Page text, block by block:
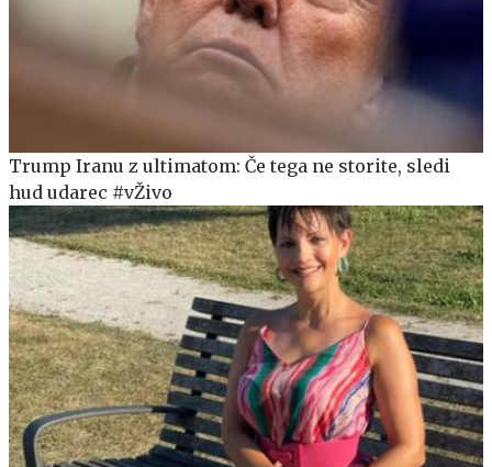
Trump Iranu z ultimatom: Če tega ne storite, sledi
hud udarec #vŽivo